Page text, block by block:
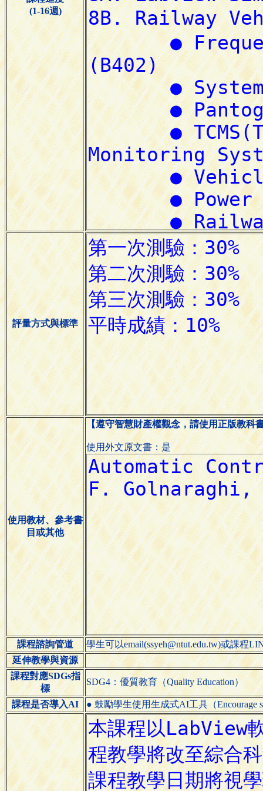
(1-16週)
評量方式與標準
使用教材、參考書
目或其他
【遵守智慧財產權觀念，請使用正版教科
使用外文原文書：是
課程諮詢管道
學生可以email(ssyeh@ntut.edu.tw)或課程
延伸教學與資源
課程對應SDGs指
標
SDG4：優質教育（Quality Education）
課程是否導入AI ● 鼓勵學生使用生成式AI工具（Encourage